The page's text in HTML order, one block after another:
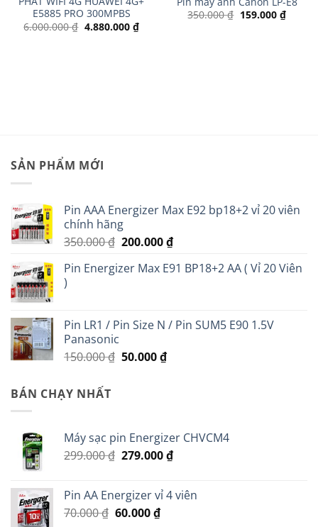
E5885 PRO 300MPBS
6.000.000₫ Giá
gốc
4.880.000 ₫Giá
hiện
350.000₫ Giá
159.000 ₫Giá
hiện
SẢN PHẨM MỚI
Pin AAA Energizer Max E92 bp18+2 vỉ 20 viên
chính hãng
350.000₫ Giá
là:
200.000₫Giá
tại
Pin Energizer Max E91 BP18+2 AA ( Vỉ 20 Viên
)
Pin LR1 / Pin Size N / Pin SUM5 E90 1.5V
Panasonic
150.000₫ Giá
50.000₫Giá
BÁN CHẠY NHẤT
Máy sạc pin Energizer CHVCM4
299.000₫ Giá
299.000 ₫.
279.000₫Giá
là:
Pin AA Energizer vỉ 4 viên
70.000₫ Giá
60.000₫Giá